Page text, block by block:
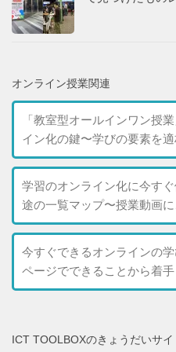
オンライン授業関連
「教室型オールインワン授
イン化の鍵〜学びの要素を
学習のオンライン化に今す
途の一覧マップ〜授業動画
今すぐできるオンラインの
ページでできることから着手
ICT TOOLBOXのきょうだいサイ